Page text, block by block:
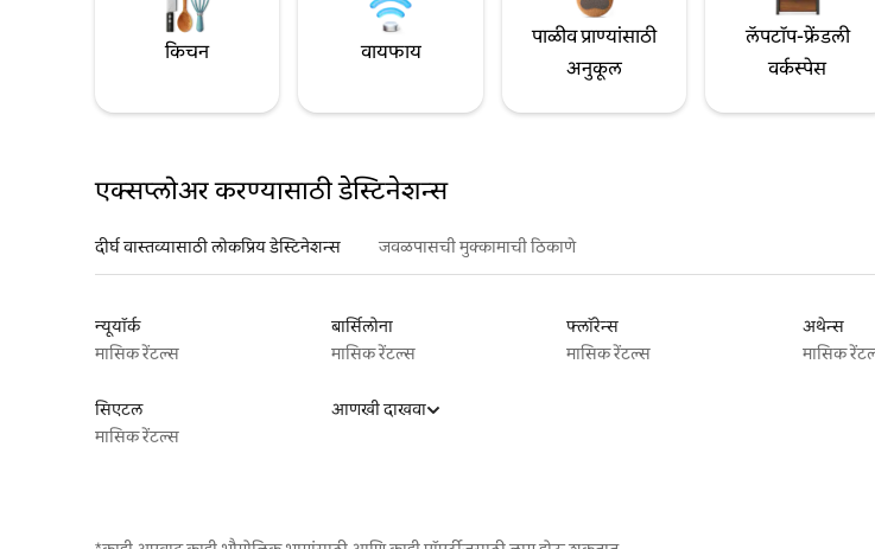
किचन वायफाय
पाळीव प्राण्यांसाठी
अनुकूल
लॅपटॉप-फ्रेंडली
वर्कस्पेस
एक्सप्लोअर करण्यासाठी डेस्टिनेशन्स
दीर्घ वास्तव्यासाठी लोकप्रिय डेस्टिनेशन्स जवळपासची मुक्कामाची ठिकाणे
न्यूयॉर्क
मासिक रेंटल्स
बार्सिलोना
मासिक रेंटल्स
फ्लॉरेन्स
मासिक रेंटल्स
अथेन्स
मासिक
सिएटल
मासिक रेंटल्स
आणखी दाखवा